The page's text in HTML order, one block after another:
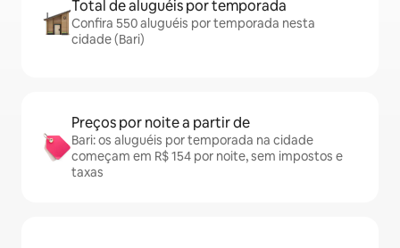
Total de aluguéis por temporada
Confira 550 aluguéis por temporada nesta
cidade (Bari)
Preços por noite a partir de
Bari: os aluguéis por temporada na cidade
começam em R$ 154 por noite, sem impostos e
taxas